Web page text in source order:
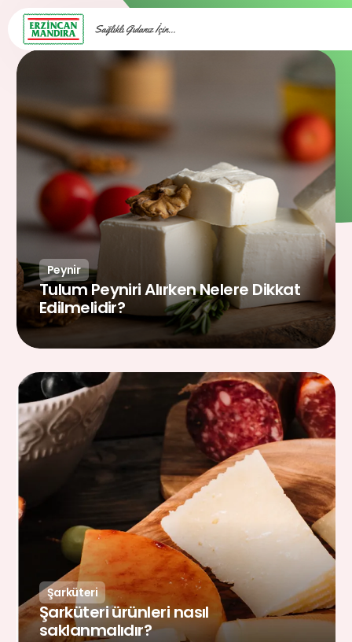
BLOG
Peynir
Tulum Peyniri Alırken Nelere Dikkat
Edilmelidir?
Şarküteri
Şarküteri ürünleri nasıl
saklanmalıdır?